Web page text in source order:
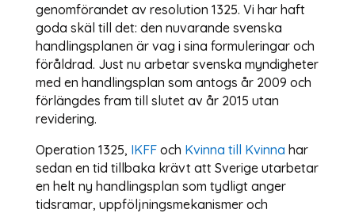
genomförandet av resolution 1325. Vi har haft
goda skäl till det: den nuvarande svenska
handlingsplanen är vag i sina formuleringar och
föråldrad. Just nu arbetar svenska myndigheter
med en handlingsplan som antogs år 2009 och
förlängdes fram till slutet av år 2015 utan
revidering.
Operation 1325, IKFFoch Kvinna till Kvinna har
sedan en tid tillbaka krävt att Sverige utarbetar
en helt ny handlingsplan som tydligt anger
tidsramar, uppföljningsmekanismer och